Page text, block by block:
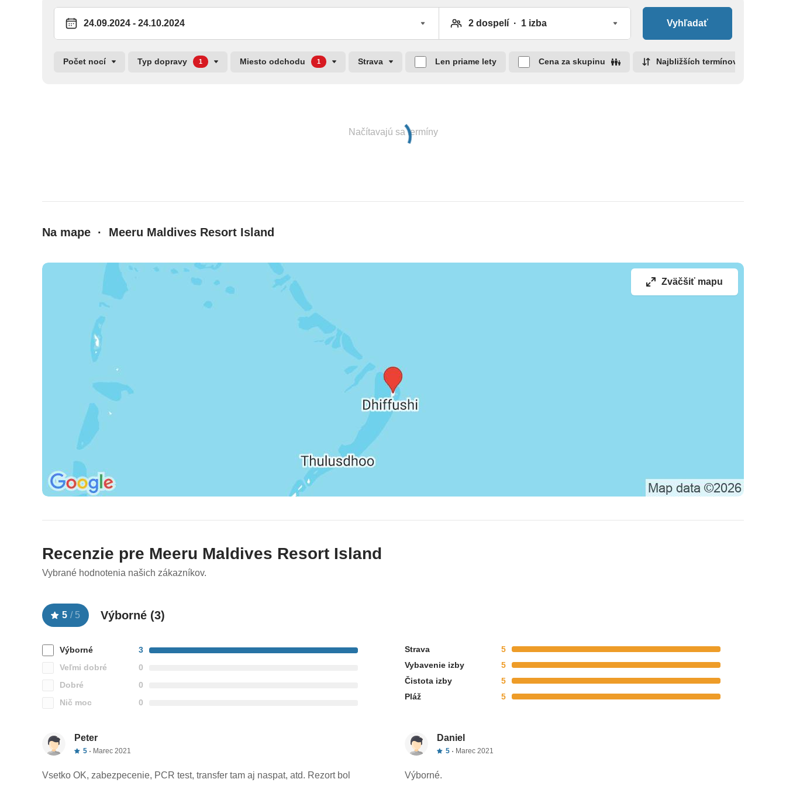
minibar dopĺňaný 1x denne, plavba pri západe slnka, 30-min. skupinové lekcie šnorchlovania,
windsurfingu a golfu.
nealkoholických a vybraných alkoholických nápojov • občerstvenie počas dňa • malé občerstvenie, káva a
6 reštaurácií a 6 barov • nákupná arkáda • 2 sladkovodné bazény (z toho 1 infinity bazén v zóne len pre
dospelých 18+) • detský bazén • večerný program a živá hudba • lekárska služba • oceňované wellness
centrum Duniye Spa (nad vodou aj v záhrade).
ŠPORT & ZÁBAVA
Fitnes centrum • 9-jamkové golfové ihrisko (Pitch & Putt) a driving range priamo na
ostrove • 2 nové padelové kurty, tenis, bedminton, futbal, plážový volejbal, basketbal • Gaming Room
(biliard, šípky, stolný tenis) • centrum vodných športov a PADI potápačské centrum (za poplatok).
detský bazén • detské ihrisko • Komas Kids Club (pre mladšie deti) • Teen Club (pre mládež od 13 do 18
Reštaurácie
dve hlavné bufetové reštaurácie • À la carte reštaurácie: Asian Wok (ázijská a teppanyaki), Vilu
Celková cena zahŕňa
leteckú dopravu, ubytovanie na príslušný počet nocí, batožinu podľa výberu leteckej spoločnosti,
Celková cena nezahŕňa
cestovné poistenie, fakultatívne aktivity, osobné výdavky
Oficiálne hodnotenie
Vyhľadať
Počet nocí Typ dopravy 1 Miesto odchodu 1 Strava Len priame lety Cena za skupinu Najbližších termínov
Načítavajú sa termíny
Na mape · Meeru Maldives Resort Island
Zväčšiť mapu
Recenzie pre Meeru Maldives Resort Island
Vybrané hodnotenia našich zákazníkov.
5 / 5 Výborné (3)
Výborné
3
Veľmi dobré
0
Dobré
0
Nič moc
0
Strava
5
Vybavenie izby
5
Čistota izby
5
Pláž
5
Peter
5 Marec 2021
Vsetko OK, zabezpecenie, PCR test, transfer tam aj naspat, atd. Rezort bol
Daniel
5 Marec 2021
Výborné.